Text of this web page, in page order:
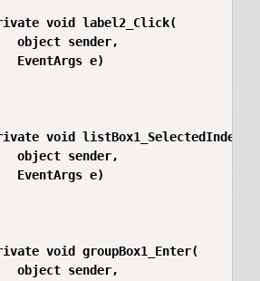
void label2_Click(
object sender,
EventArgs e)
void
object sender,
EventArgs e)
void groupBox1_Enter(
object sender,